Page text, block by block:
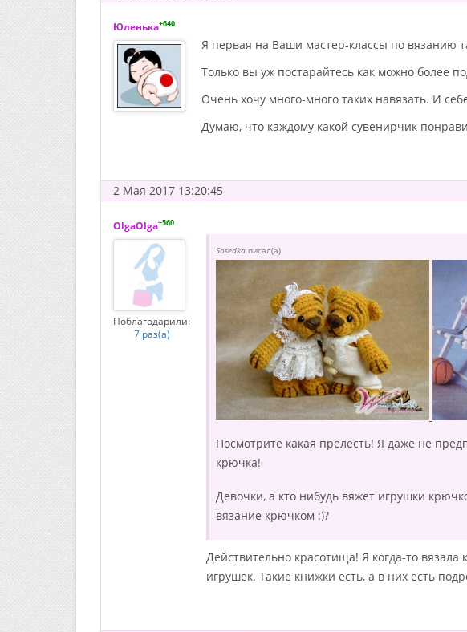
Юленька+640
Я первая на Ваши мастер-классы по вязанию
Только вы уж постарайтесь как можно более
Очень хочу много-много таких навязать. И
Думаю, что каждому какой сувенирчик
2 Мая 2017 13:20:45
OlgaOlga+560
Поблагодарили:
7 раз(а)
Sosedka писал(а)
Посмотрите какая прелесть! Я даже не
крючка!
Девочки, а кто нибудь вяжет игрушки
вязание крючком :)?
Действительно красотища! Я когда-то
игрушек. Такие книжки есть, а в них есть